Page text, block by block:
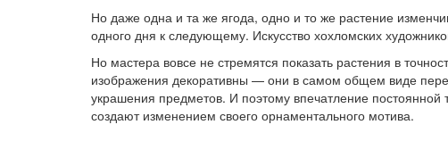
Но даже одна и та же ягода, одно и то же растение
одного дня к следующему. Искусство хохломских
Но мастера вовсе не стремятся показать растения в
изображения декоративны — они в самом общем виде
украшения предметов. И поэтому впечатление постоянной
создают изменением своего орнаментального мотива.